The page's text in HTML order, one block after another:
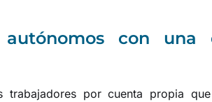
autónomos con
por cuenta propia